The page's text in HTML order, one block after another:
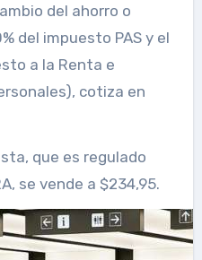
del ahorro o
del impuesto PAS y el
a la Renta e
cotiza en
que es regulado
se vende a $234,95.